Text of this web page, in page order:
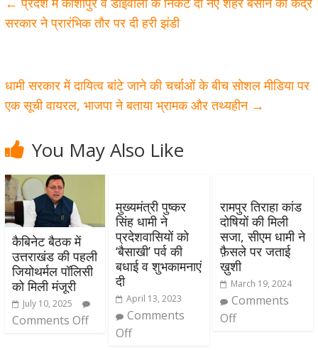
सरकार ने प्रारंभिक तौर पर दी हरी झंडी
धामी सरकार में दायित्व बांटे जाने की चर्चाओं के बीच सोशल मीडिया पर
एक सूची वायरल, भाजपा ने बताया भ्रामक और तथ्यहीन →
You May Also Like
कैबिनेट बैठक में
उत्तराखंड की पहली
जियोथर्मल पॉलिसी
को मिली मंजूरी
July 10, 2025
Comments Off
मुख्यमंत्री पुष्कर
सिंह धामी ने
प्रदेशवासियों को
‘बैसाखी’ पर्व की
बधाई व शुभकामनाएं
दी
April 13, 2023
Comments
Off
रामपुर तिराहा कांड
दोषियों की मिली
सजा, सीएम धामी ने
फ़ैसले पर जताई
ख़ुशी
March 19, 2024
Comments
Off